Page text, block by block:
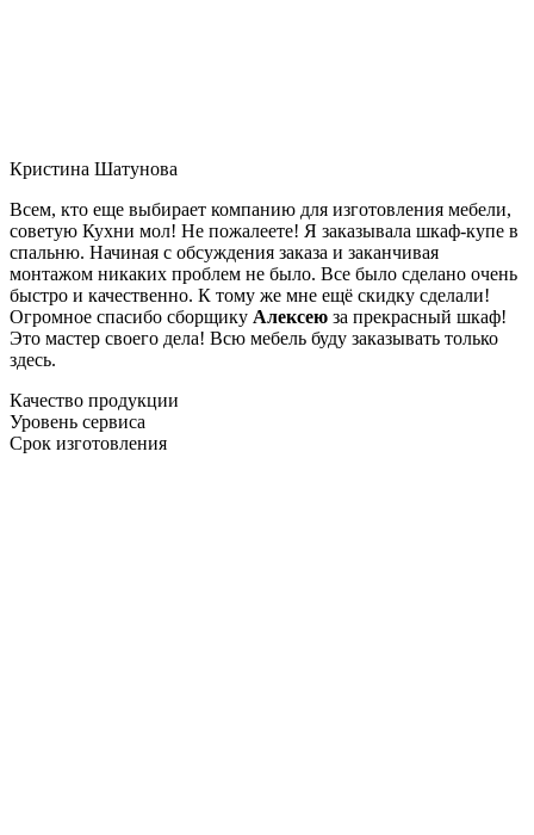
Кристина Шатунова
Всем, кто еще выбирает компанию для изготовления мебели,
советую Кухни мол! Не пожалеете! Я заказывала шкаф-купе в
спальню. Начиная с обсуждения заказа и заканчивая
монтажом никаких проблем не было. Все было сделано очень
быстро и качественно. К тому же мне ещё скидку сделали!
Огромное спасибо сборщику Алексею за прекрасный шкаф!
Это мастер своего дела! Всю мебель буду заказывать только
здесь.
Качество продукции
Уровень сервиса
Срок изготовления